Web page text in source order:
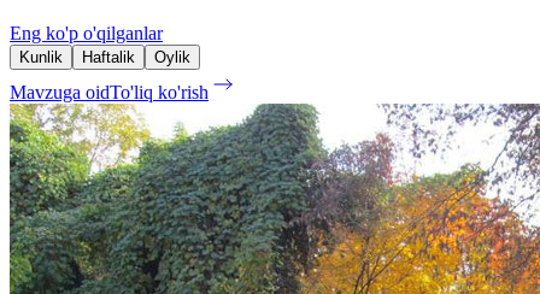
Eng ko'p o'qilganlar
Kunlik Haftalik Oylik
Mavzuga oidTo'liq ko'rish